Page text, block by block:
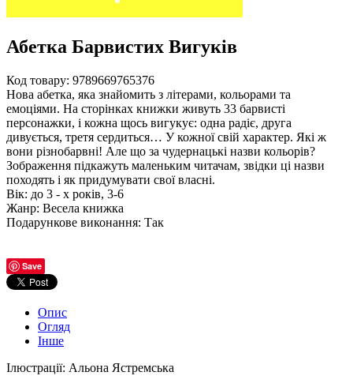
Абетка Барвистих Вигуків
Код товару: 9789669765376
Нова абетка, яка знайомить з літерами, кольорами та
емоціями. На сторінках книжки живуть 33 барвисті
персонажки, і кожна щось вигукує: одна радіє, друга
дивується, третя сердиться… У кожної свій характер. Які ж
вони різнобарвні! Але що за чудернацькі назви кольорів?
Зображення підкажуть маленьким читачам, звідки ці назви
походять і як придумувати свої власні.
Вік: до 3 - х років, 3-6
Жанр: Весела книжка
Подарункове виконання: Так
Save
Опис
Огляд
Інше
Ілюстрації: Альона Ястремська